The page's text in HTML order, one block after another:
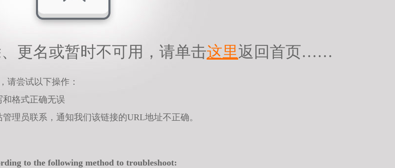
更名或暂时不可用，请单击这里返回首页……
请尝试以下操作：
格式正确无误
理员联系，通知我们该链接的URL地址不正确。
to the following method to troubleshoot: